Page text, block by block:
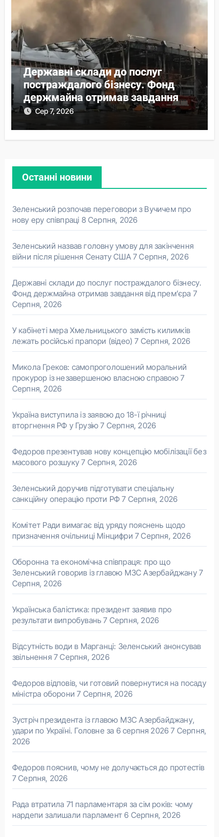
Державні склади до послуг
постраждалого бізнесу. Фонд
держмайна отримав завдання
від прем’єра
Сер 7, 2026
Останні новини
Зеленський розпочав переговори з Вучичем про
нову еру співпраці 8 Серпня, 2026
Зеленський назвав головну умову для закінчення
війни після рішення Сенату США 7 Серпня, 2026
Державні склади до послуг постраждалого бізнесу.
Фонд держмайна отримав завдання від прем’єра 7
Серпня, 2026
У кабінеті мера Хмельницького замість килимків
лежать російські прапори (відео) 7 Серпня, 2026
Микола Греков: самопроголошений моральний
прокурор із незавершеною власною справою 7
Серпня, 2026
Україна виступила із заявою до 18-ї річниці
вторгнення РФ у Грузію 7 Серпня, 2026
Федоров презентував нову концепцію мобілізації без
масового розшуку 7 Серпня, 2026
Зеленський доручив підготувати спеціальну
санкційну операцію проти РФ 7 Серпня, 2026
Комітет Ради вимагає від уряду пояснень щодо
призначення очільниці Мінцифри 7 Серпня, 2026
Оборонна та економічна співпраця: про що
Зеленський говорив із главою МЗС Азербайджану 7
Серпня, 2026
Українська балістика: президент заявив про
результати випробувань 7 Серпня, 2026
Відсутність води в Марганці: Зеленський анонсував
звільнення 7 Серпня, 2026
Федоров відповів, чи готовий повернутися на посаду
міністра оборони 7 Серпня, 2026
Зустріч президента із главою МЗС Азербайджану,
удари по Україні. Головне за 6 серпня 2026 7 Серпня,
2026
Федоров пояснив, чому не долучається до протестів
7 Серпня, 2026
Рада втратила 71 парламентаря за сім років: чому
нардепи залишали парламент 6 Серпня, 2026